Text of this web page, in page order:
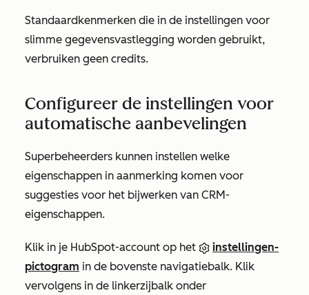
Standaardkenmerken die in de instellingen voor
slimme gegevensvastlegging worden gebruikt,
verbruiken geen credits.
Configureer de instellingen voor
automatische aanbevelingen
Superbeheerders kunnen instellen welke
eigenschappen in aanmerking komen voor
suggesties voor het bijwerken van CRM-
eigenschappen.
Klik in je HubSpot-account op het
instellingen-
pictogram in de bovenste navigatiebalk. Klik
vervolgens in de linkerzijbalk onder